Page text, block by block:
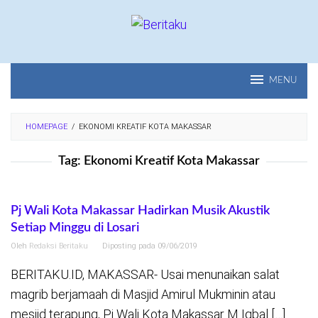
MENU
HOMEPAGE / EKONOMI KREATIF KOTA MAKASSAR
Tag: Ekonomi Kreatif Kota Makassar
Pj Wali Kota Makassar Hadirkan Musik Akustik
Setiap Minggu di Losari
Oleh Redaksi Beritaku Diposting pada 09/06/2019
BERITAKU.ID, MAKASSAR- Usai menunaikan salat
magrib berjamaah di Masjid Amirul Mukminin atau
mesjid terapung, Pj Wali Kota Makassar M Iqbal […]